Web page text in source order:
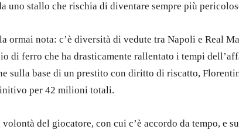
uno stallo che rischia di diventare sempre più
ormai nota: c’è diversità di vedute tra Napoli e Real
di ferro che ha drasticamente rallentato i tempi
sulla base di un prestito con diritto di riscatto,
per 42 milioni totali.
del giocatore, con cui c’è accordo da tempo, e